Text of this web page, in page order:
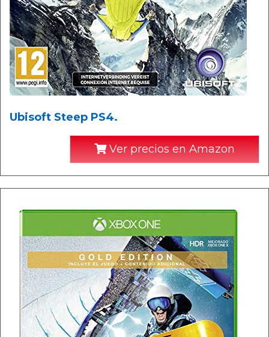
Ubisoft Steep PS4.
Ver precios en Amazon